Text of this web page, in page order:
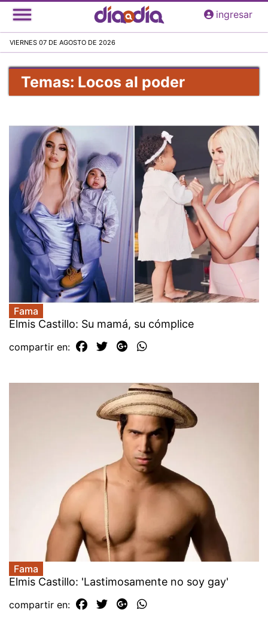
Pasar
al
principal
ingresar
VIERNES 07 DE AGOSTO DE 2026
Temas: Locos al poder
Fama
Elmis Castillo: Su mamá, su cómplice
compartir en:
Fama
Elmis Castillo: 'Lastimosamente no soy gay'
compartir en: